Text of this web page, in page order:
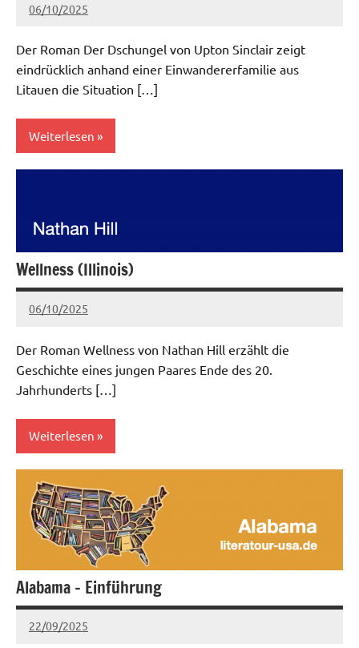
06/10/2025
admin
Keine
Der Roman Der Dschungel von Upton Sinclair zeigt
eindrücklich anhand einer Einwandererfamilie aus
Litauen die Situation […]
Weiterlesen
Wellness (Illinois)
06/10/2025
admin
Keine
Der Roman Wellness von Nathan Hill erzählt die
Geschichte eines jungen Paares Ende des 20.
Jahrhunderts […]
Weiterlesen
Mittlerer
Westen
Alabama – Einführung
22/09/2025
admin
Keine